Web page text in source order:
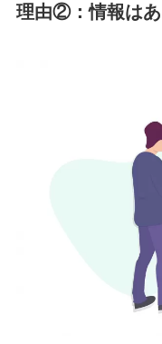
理由②：情報は